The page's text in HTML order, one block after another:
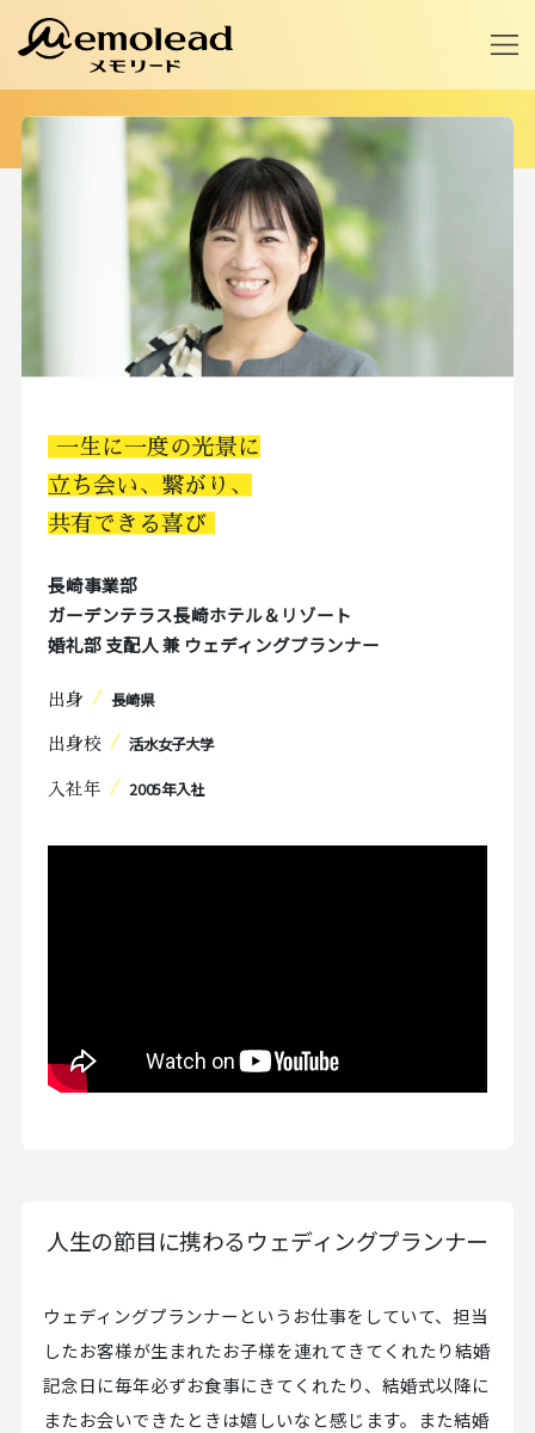
一生に一度の光景に
立ち会い、繋がり、
共有できる喜び
長崎事業部
ガーデンテラス長崎ホテル＆リゾート
婚礼部 支配人 兼 ウェディングプランナー
出身 長崎県
出身校 活水女子大学
入社年 2005年入社
人生の節目に携わるウェディングプランナー
ウェディングプランナーというお仕事をしていて、担当
したお客様が生まれたお子様を連れてきてくれたり結婚
記念日に毎年必ずお食事にきてくれたり、結婚式以降に
またお会いできたときは嬉しいなと感じます。また結婚